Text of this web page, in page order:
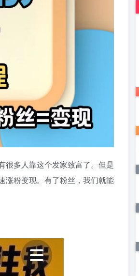
很多人靠这个发家致富了。但是
涨粉变现。有了粉丝，我们就能